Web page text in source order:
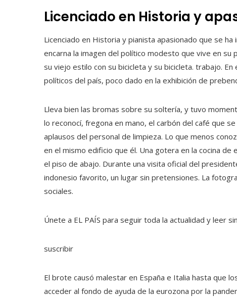
Licenciado en Historia y
Licenciado en Historia y pianista apasionado que se
encarna la imagen del político modesto que vive en su
su viejo estilo con su bicicleta y su bicicleta. trabajo.
políticos del país, poco dado en la exhibición de
Lleva bien las bromas sobre su soltería, y tuvo
lo reconocí, fregona en mano, el carbón del café que
aplausos del personal de limpieza. Lo que menos
en el mismo edificio que él. Una gotera en la cocina
el piso de abajo. Durante una visita oficial del
indonesio favorito, un lugar sin pretensiones. La
sociales.
Únete a EL PAÍS para seguir toda la actualidad y leer
suscribir
El brote causó malestar en España e Italia hasta que
acceder al fondo de ayuda de la eurozona por la